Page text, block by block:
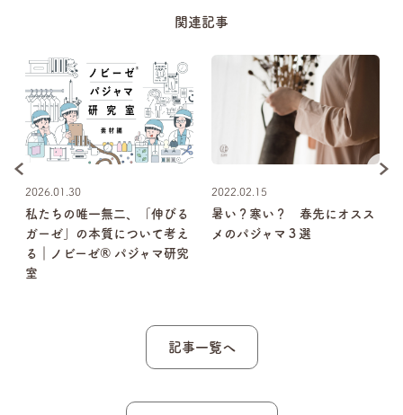
関連記事
2026.01.30
私たちの唯一無二、「伸びる
ガーゼ」の本質について考え
る｜ノビーゼ® パジャマ研究
室
2022.02.15
暑い？寒い？ 春先にオスス
メのパジャマ３選
記事一覧へ